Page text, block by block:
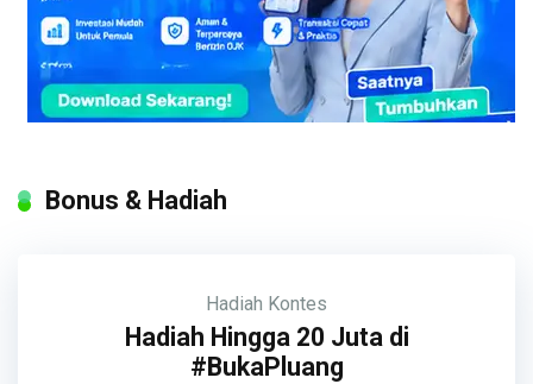
Bonus & Hadiah
Hadiah Kontes
Hadiah Hingga 20 Juta di
#BukaPluang